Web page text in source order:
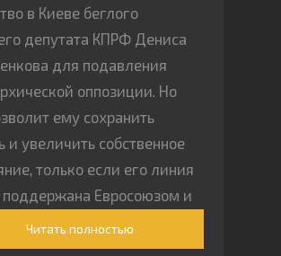
в Киеве беглого
депутата КПРФ Дениса
для подавления
оппозиции. Но
ему сохранить
и увеличить собственное
только если его линия
поддержана Евросоюзом и
США
Читать полностью